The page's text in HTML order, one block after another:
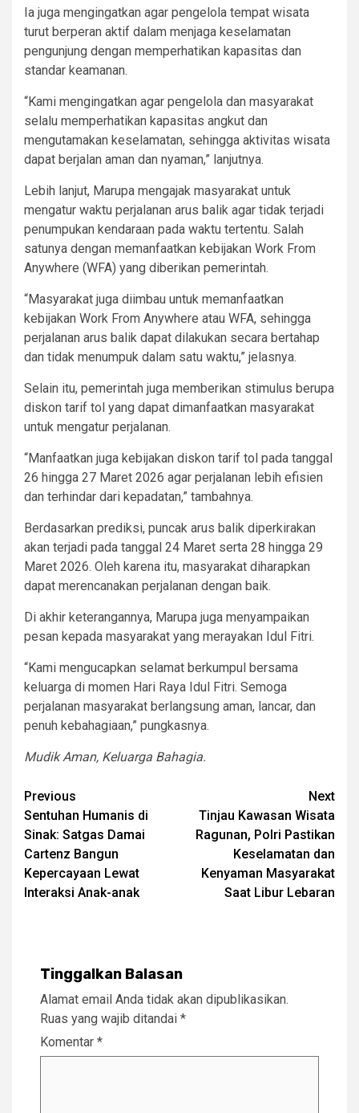
Ia juga mengingatkan agar pengelola tempat wisata
turut berperan aktif dalam menjaga keselamatan
pengunjung dengan memperhatikan kapasitas dan
standar keamanan.
“Kami mengingatkan agar pengelola dan masyarakat
selalu memperhatikan kapasitas angkut dan
mengutamakan keselamatan, sehingga aktivitas wisata
dapat berjalan aman dan nyaman,” lanjutnya.
Lebih lanjut, Marupa mengajak masyarakat untuk
mengatur waktu perjalanan arus balik agar tidak terjadi
penumpukan kendaraan pada waktu tertentu. Salah
satunya dengan memanfaatkan kebijakan Work From
Anywhere (WFA) yang diberikan pemerintah.
“Masyarakat juga diimbau untuk memanfaatkan
kebijakan Work From Anywhere atau WFA, sehingga
perjalanan arus balik dapat dilakukan secara bertahap
dan tidak menumpuk dalam satu waktu,” jelasnya.
Selain itu, pemerintah juga memberikan stimulus berupa
diskon tarif tol yang dapat dimanfaatkan masyarakat
untuk mengatur perjalanan.
“Manfaatkan juga kebijakan diskon tarif tol pada tanggal
26 hingga 27 Maret 2026 agar perjalanan lebih efisien
dan terhindar dari kepadatan,” tambahnya.
Berdasarkan prediksi, puncak arus balik diperkirakan
akan terjadi pada tanggal 24 Maret serta 28 hingga 29
Maret 2026. Oleh karena itu, masyarakat diharapkan
dapat merencanakan perjalanan dengan baik.
Di akhir keterangannya, Marupa juga menyampaikan
pesan kepada masyarakat yang merayakan Idul Fitri.
“Kami mengucapkan selamat berkumpul bersama
keluarga di momen Hari Raya Idul Fitri. Semoga
perjalanan masyarakat berlangsung aman, lancar, dan
penuh kebahagiaan,” pungkasnya.
Mudik Aman, Keluarga Bahagia.
Post
navigation
Previous
Sentuhan Humanis di
Sinak: Satgas Damai
Cartenz Bangun
Kepercayaan Lewat
Interaksi Anak-anak
Next
Tinjau Kawasan Wisata
Ragunan, Polri Pastikan
Keselamatan dan
Kenyaman Masyarakat
Saat Libur Lebaran
Tinggalkan Balasan
Alamat email Anda tidak akan dipublikasikan.
Ruas yang wajib ditandai *
Komentar *